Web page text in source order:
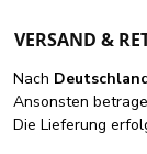
VERSAND &
Nach
Ansonsten
Die Lieferung